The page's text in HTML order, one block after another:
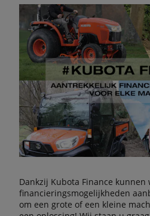
Dankzij Kubota Finance
financieringsmogelijkheden
om een grote of een kleine